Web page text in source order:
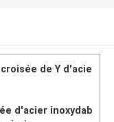
de Y d'acie
d'acier inoxydab